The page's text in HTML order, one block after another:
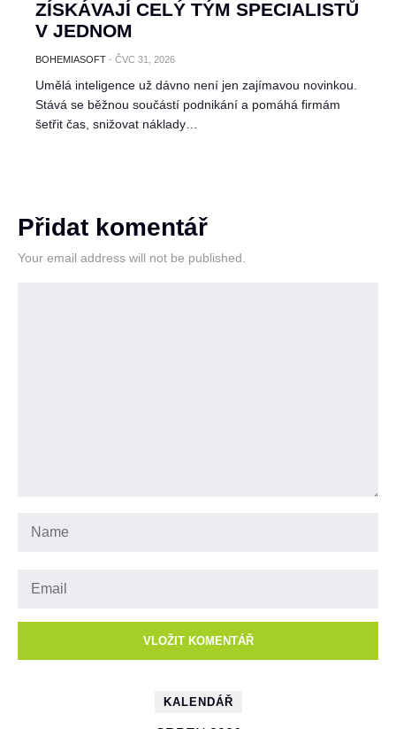
ZÍSKÁVAJÍ CELÝ TÝM SPECIALISTŮ
V JEDNOM
BOHEMIASOFT - ČVC 31, 2026
Umělá inteligence už dávno není jen zajímavou novinkou.
Stává se běžnou součástí podnikání a pomáhá firmám
šetřit čas, snižovat náklady…
Přidat komentář
Your email address will not be published.
KALENDÁŘ